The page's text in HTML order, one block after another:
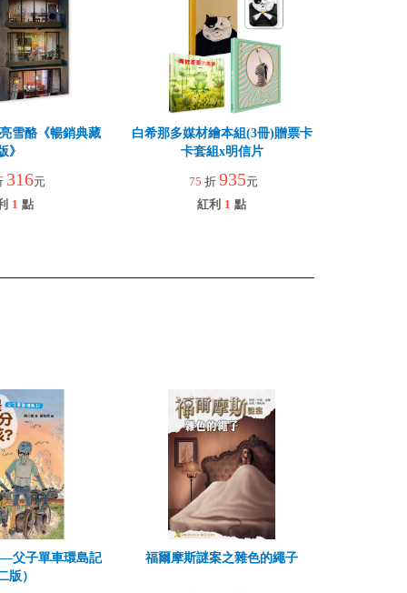
雪酪《暢銷典藏
》
316元
1 點
白希那多媒材繪本組(3冊)贈票卡
卡套組x明信片
75 折 935元
紅利 1 點
父子單車環島記
版）
福爾摩斯謎案之雜色的繩子